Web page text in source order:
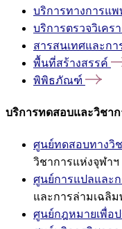
บริการทางการแพ
บริการตรวจวิเค
สารสนเทศและกา
พื้นที่สร้างสรรค์
พิพิธภัณฑ์
บริการทดสอบและวิชาก
ศูนย์ทดสอบทางวิ
วิชาการแห่งจุฬาฯ
ศูนย์การแปลและ
และการล่ามเฉลิม
ศูนย์กฎหมายเพื่อ